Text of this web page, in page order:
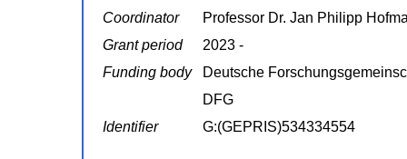
Coordinator
Professor Dr. Jan Philipp
Grant period
2023 -
Funding body
Deutsche
DFG
Identifier
G:(GEPRIS)534334554